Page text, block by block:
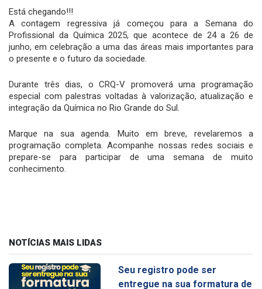
Está chegando!!!
A contagem regressiva já começou para a Semana do
Profissional da Química 2025, que acontece de 24 a 26 de
junho, em celebração a uma das áreas mais importantes para
o presente e o futuro da sociedade.
Durante três dias, o CRQ-V promoverá uma programação
especial com palestras voltadas à valorização, atualização e
integração da Química no Rio Grande do Sul.
Marque na sua agenda. Muito em breve, revelaremos a
programação completa. Acompanhe nossas redes sociais e
prepare-se para participar de uma semana de muito
conhecimento.
NOTÍCIAS MAIS LIDAS
Seu registro pode ser
entregue na sua formatura de